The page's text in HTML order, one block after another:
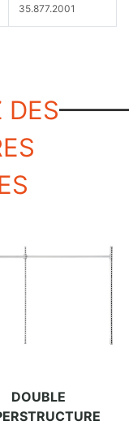
35.877.2001
DES
DOUBLE